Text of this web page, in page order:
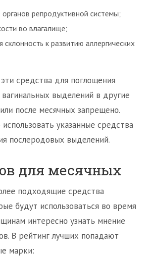
органов репродуктивной системы;
во влагалище;
к развитию аллергических
средства для поглощения
выделений в другие
после месячных запрещено.
указанные средства
послеродовых выделений.
для месячных
подходящие средства
будут использоваться во время
интересно узнать мнение
В рейтинг лучших попадают
марки: